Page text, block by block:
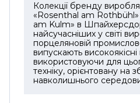
Колекції бренду
«Rosenthal am Rothbühl»
am Kulm» в
найсучасніших у світі
порцеляновій
випускають
використовуючи для
техніку, орієнтовану на
навколишнього